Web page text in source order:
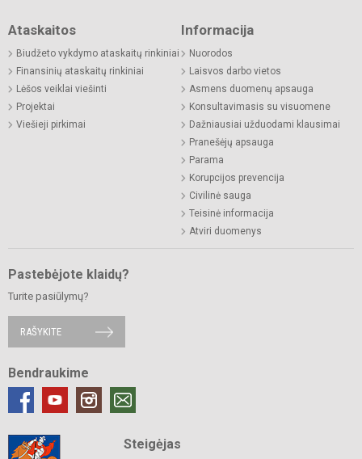
Ataskaitos
Biudžeto vykdymo ataskaitų rinkiniai
Finansinių ataskaitų rinkiniai
Lėšos veiklai viešinti
Projektai
Viešieji pirkimai
Informacija
Nuorodos
Laisvos darbo vietos
Asmens duomenų apsauga
Konsultavimasis su visuomene
Dažniausiai užduodami klausimai
Pranešėjų apsauga
Parama
Korupcijos prevencija
Civilinė sauga
Teisinė informacija
Atviri duomenys
Pastebėjote klaidų?
Turite pasiūlymų?
RAŠYKITE
Bendraukime
Steigėjas